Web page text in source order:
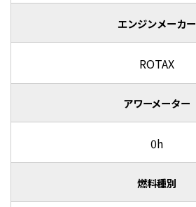
エンジンメーカー
ROTAX
アワーメーター
0h
燃料種別